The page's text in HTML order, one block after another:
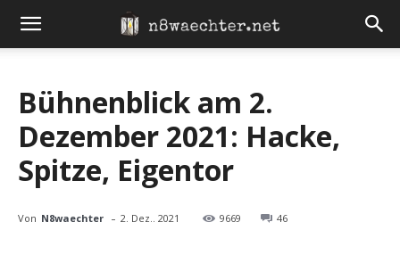
Bühnenblick am 2.
Dezember 2021: Hacke,
Spitze, Eigentor
Von N8waechter - 2. Dez.. 2021 9669 46